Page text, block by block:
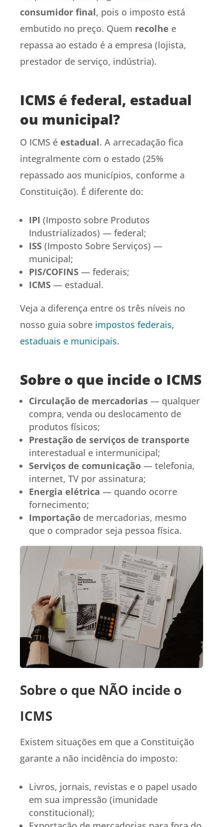
consumidor final, pois o imposto está
embutido no preço. Quem recolhe e
repassa ao estado é a empresa (lojista,
prestador de serviço, indústria).
ICMS é federal, estadual
ou municipal?
O ICMS é estadual. A arrecadação fica
integralmente com o estado (25%
repassado aos municípios, conforme a
Constituição). É diferente do:
IPI (Imposto sobre Produtos
Industrializados) — federal;
ISS (Imposto Sobre Serviços) —
municipal;
PIS/COFINS — federais;
ICMS — estadual.
Veja a diferença entre os três níveis no
nosso guia sobre impostos federais,
estaduais e municipais.
Sobre o que incide o ICMS
Circulação de mercadorias — qualquer
compra, venda ou deslocamento de
produtos físicos;
Prestação de serviços de transporte
interestadual e intermunicipal;
Serviços de comunicação — telefonia,
internet, TV por assinatura;
Energia elétrica — quando ocorre
fornecimento;
Importação de mercadorias, mesmo
que o comprador seja pessoa física.
Sobre o que NÃO incide o
ICMS
Existem situações em que a Constituição
garante a não incidência do imposto:
Livros, jornais, revistas e o papel usado
em sua impressão (imunidade
constitucional);